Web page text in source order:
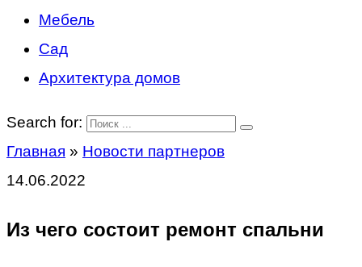
Мебель
Сад
Архитектура домов
Search for:
Главная » Новости партнеров
14.06.2022
Из чего состоит ремонт спальни